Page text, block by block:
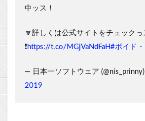
中ッス！
🔽詳しくは公式サイトをチェックっ
❗️https://t.co/MGjVaNdFaH#ボイド
— 日本一ソフトウェア (@nis_prinny)
2019